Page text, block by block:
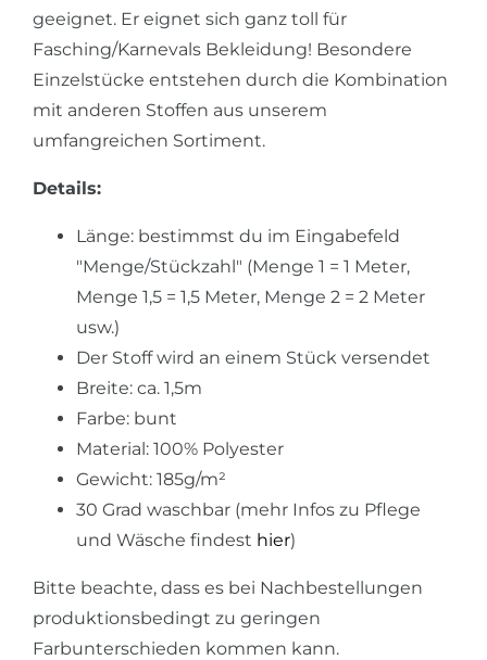
geeignet. Er eignet sich ganz toll für
Fasching/Karnevals Bekleidung! Besondere
Einzelstücke entstehen durch die Kombination
mit anderen Stoffen aus unserem
umfangreichen Sortiment.
Details:
Länge: bestimmst du im Eingabefeld
"Menge/Stückzahl" (Menge 1 = 1 Meter,
Menge 1,5 = 1,5 Meter, Menge 2 = 2 Meter
usw.)
Der Stoff wird an einem Stück versendet
Breite: ca. 1,5m
Farbe: bunt
Material: 100% Polyester
Gewicht: 185g/m²
30 Grad waschbar (mehr Infos zu Pflege
und Wäsche findest hier)
Bitte beachte, dass es bei Nachbestellungen
produktionsbedingt zu geringen
Farbunterschieden kommen kann.